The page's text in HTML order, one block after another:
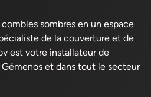
sombres en un espace
de la couverture et de
est votre installateur de
et dans tout le secteur